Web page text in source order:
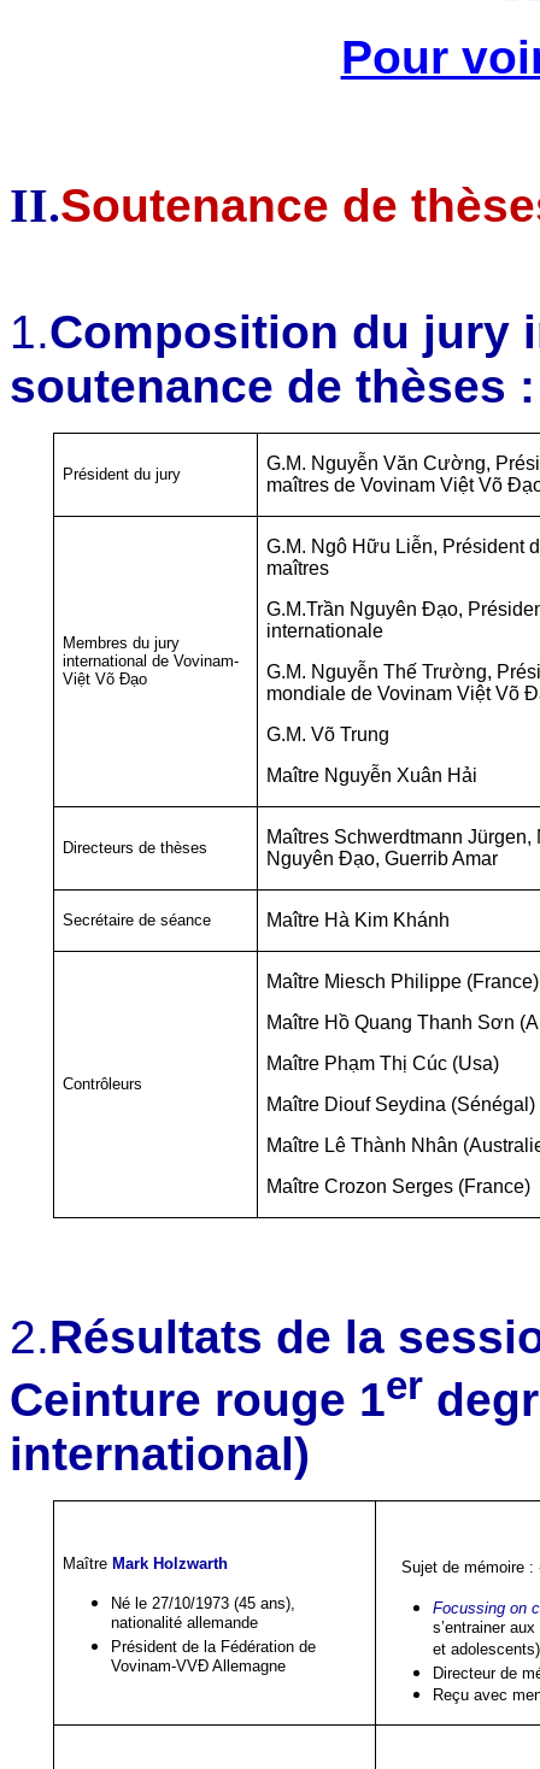
Pour
II.Soutenance de
1.Composition du jury
soutenance de thèses :
Président du jury
G.M. Nguyễn Văn Cường,
maîtres de Vovinam Việt Võ
Membres du jury
international de Vovinam-
Việt Võ Đạo
G.M. Ngô Hữu Liễn, Président
maîtres
G.M.Trần Nguyên Đạo,
internationale
G.M. Nguyễn Thế Trường,
mondiale de Vovinam Việt Võ
G.M. Võ Trung
Maître Nguyễn Xuân Hải
Directeurs de thèses
Maîtres Schwerdtmann
Nguyên Đạo, Guerrib Amar
Secrétaire de séance Maître Hà Kim Khánh
Contrôleurs
Maître Miesch Philippe (France)
Maître Hồ Quang Thanh Sơn
Maître Phạm Thị Cúc (Usa)
Maître Diouf Seydina (Sénégal)
Maître Lê Thành Nhân
Maître Crozon Serges (France)
2.Résultats de la
Ceinture rouge 1er
international)
Maître Mark Holzwarth
Né le 27/10/1973 (45 ans),
nationalité allemande
Président de la Fédération de
Vovinam-VVĐ Allemagne
Sujet de mémoire
Focussing on
s’entrainer
et
Directeur de
Reçu avec